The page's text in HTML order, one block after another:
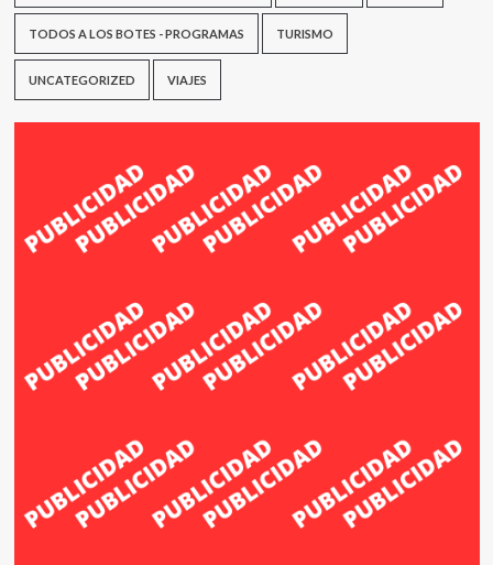
TODOS A LOS BOTES - PROGRAMAS TURISMO
UNCATEGORIZED VIAJES